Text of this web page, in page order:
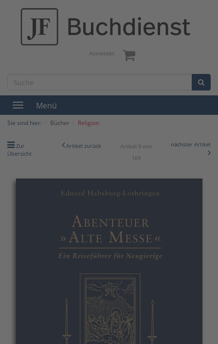
Anmelden
Toggle
navigation
Menü
Sie sind hier: Bücher Religion
Zur
Übersicht
Artikel zurück
Artikel 9 von
169
nächster Artikel